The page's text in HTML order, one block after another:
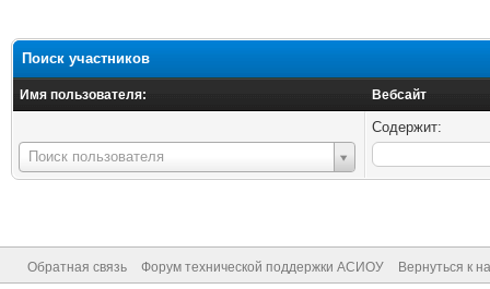
Поиск участников
Имя пользователя: Вебсайт
Поиск пользователя
Имя
пользователя:
Содержит:
Обратная связь Форум технической поддержки АСИОУ Вернуться к